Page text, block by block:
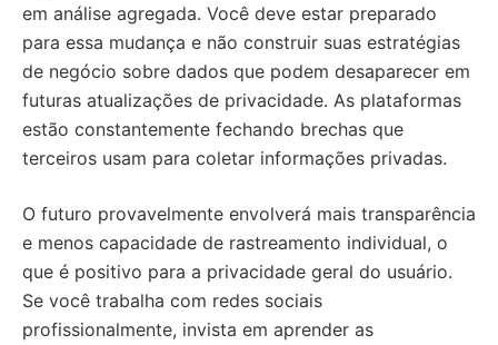
em análise agregada. Você deve estar preparado
para essa mudança e não construir suas estratégias
de negócio sobre dados que podem desaparecer em
futuras atualizações de privacidade. As plataformas
estão constantemente fechando brechas que
terceiros usam para coletar informações privadas.
O futuro provavelmente envolverá mais transparência
e menos capacidade de rastreamento individual, o
que é positivo para a privacidade geral do usuário.
Se você trabalha com redes sociais
profissionalmente, invista em aprender as